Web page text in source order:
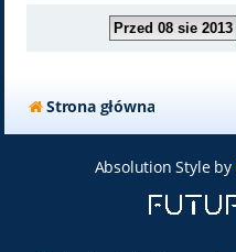
Strona główna
Absolution Style by